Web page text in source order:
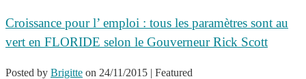
Croissance pour l’ emploi : tous les paramètres sont au
vert en FLORIDE selon le Gouverneur Rick Scott
Posted by Brigitte on 24/11/2015 | Featured